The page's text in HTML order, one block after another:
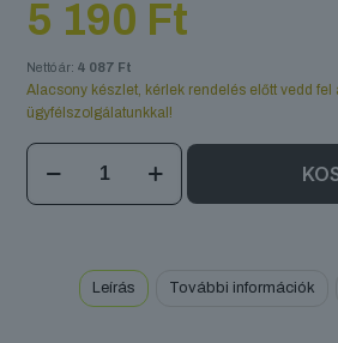
5 190 Ft
Nettó ár: 4 087 Ft
Alacsony készlet, kérlek rendelés előtt vedd fel
ügyfélszolgálatunkkal!
DT
Clamp
mennyiség
Leírás További információk